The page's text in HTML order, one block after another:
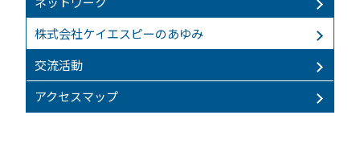
株式会社ケイエスピーのあゆみ
交流活動
アクセスマップ